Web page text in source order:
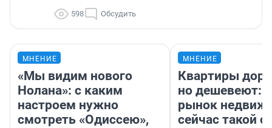
598 Обсудить
МНЕНИЕ
«Мы видим нового
Нолана»: с каким
настроем нужно
смотреть «Одиссею»,
МНЕНИЕ
Квартиры
но дешевеют:
рынок
сейчас такой